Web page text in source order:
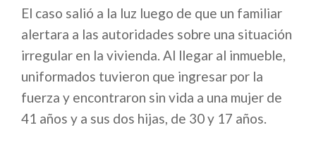
El caso salió a la luz luego de que un familiar
alertara a las autoridades sobre una situación
irregular en la vivienda. Al llegar al inmueble,
uniformados tuvieron que ingresar por la
fuerza y encontraron sin vida a una mujer de
41 años y a sus dos hijas, de 30 y 17 años.